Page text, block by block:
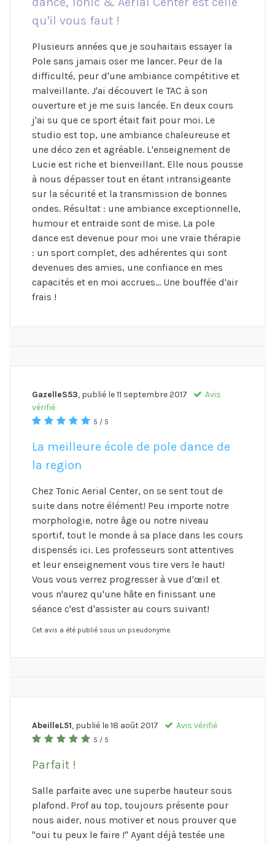
qu'il vous faut !
Plusieurs années que je souhaitais essayer la
Pole sans jamais oser me lancer. Peur de la
difficulté, peur d'une ambiance compétitive et
malveillante. J'ai découvert le TAC à son
ouverture et je me suis lancée. En deux cours
j'ai su que ce sport était fait pour moi. Le
studio est top, une ambiance chaleureuse et
une déco zen et agréable. L'enseignement de
Lucie est riche et bienveillant. Elle nous pousse
à nous dépasser tout en étant intransigeante
sur la sécurité et la transmission de bonnes
ondes. Résultat : une ambiance exceptionnelle,
humour et entraide sont de mise. La pole
dance est devenue pour moi une vraie thérapie
: un sport complet, des adhérentes qui sont
devenues des amies, une confiance en mes
capacités et en moi accrues... Une bouffée d'air
frais !
GazelleS53, publié le11 septembre 2017
Avis
vérifié
5 / 5
La meilleure école de pole dance de
la region
Chez Tonic Aerial Center, on se sent tout de
suite dans notre élément! Peu importe notre
morphologie, notre âge ou notre niveau
sportif, tout le monde à sa place dans les cours
dispensés ici. Les professeurs sont attentives
et leur enseignement vous tire vers le haut!
Vous vous verrez progresser à vue d'œil et
vous n'aurez qu'une hâte en finissant une
séance c'est d'assister au cours suivant!
Cet avis a été publié sous un pseudonyme.
AbeilleL51, publié le18 août 2017 Avis vérifié
5 / 5
Parfait !
Salle parfaite avec une superbe hauteur sous
plafond. Prof au top, toujours présente pour
nous aider, nous motiver et nous prouver que
"oui tu peux le faire !" Ayant déjà testée une